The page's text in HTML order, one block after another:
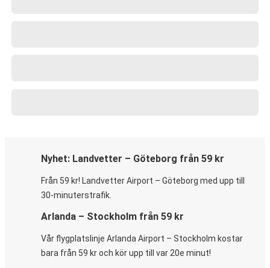
Nyhet: Landvetter – Göteborg från 59 kr
Från 59 kr! Landvetter Airport – Göteborg med upp till
30-minuterstrafik.
Arlanda – Stockholm från 59 kr
Vår flygplatslinje Arlanda Airport – Stockholm kostar
bara från 59 kr och kör upp till var 20e minut!